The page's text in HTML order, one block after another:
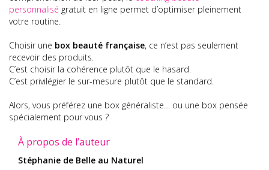
personnalisé gratuit en ligne permet d’optimiser pleinement
votre routine.
Choisir une box beauté française, ce n’est pas seulement
recevoir des produits.
C’est choisir la cohérence plutôt que le hasard.
C’est privilégier le sur-mesure plutôt que le standard.
Alors, vous préférez une box généraliste… ou une box pensée
spécialement pour vous ?
À propos de l’auteur
Stéphanie de Belle au Naturel